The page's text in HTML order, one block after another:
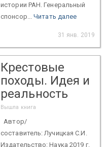
истории РАН. Генеральный
спонсор...Читать далее
31 янв. 2019
Крестовые
походы. Идея и
реальность
Вышла книга
Автор/
составитель: Лучицкая С.И.
Издательство: Наука 2019 г.